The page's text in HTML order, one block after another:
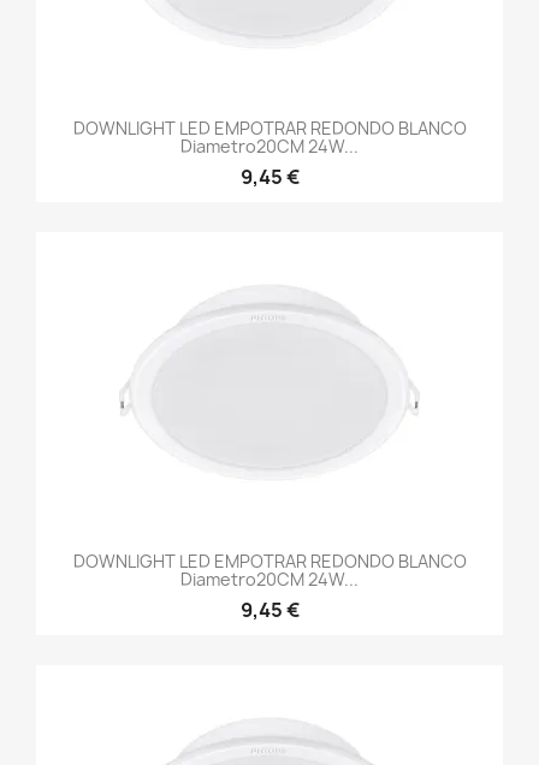
DOWNLIGHT LED EMPOTRAR REDONDO BLANCO
Diametro20CM 24W...
9,45 €
DOWNLIGHT LED EMPOTRAR REDONDO BLANCO
Diametro20CM 24W...
9,45 €